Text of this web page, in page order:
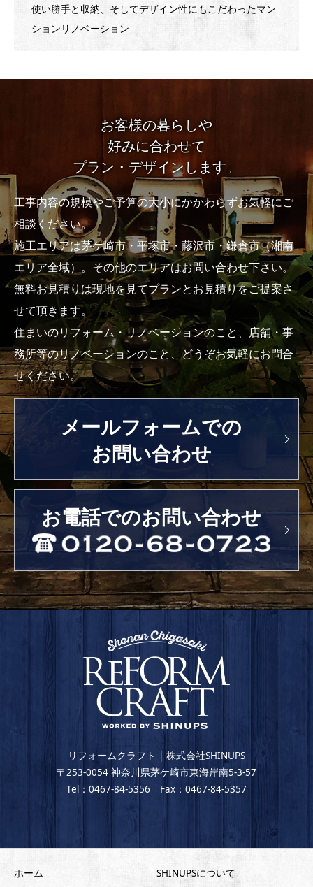
使い勝手と収納、そしてデザイン性にもこだわったマン
ションリノベーション
お客様の暮らしや
好みに合わせて
プラン・デザインします。
工事内容の規模やご予算の大小にかかわらずお気軽にご
相談ください。
施工エリアは茅ケ崎市・平塚市・藤沢市・鎌倉市（湘南
エリア全域）。その他のエリアはお問い合わせ下さい。
無料お見積りは現地を見てプランとお見積りをご提案さ
せて頂きます。
住まいのリフォーム・リノベーションのこと、店舗・事
務所等のリノベーションのこと、どうぞお気軽にお問合
せください。
メールフォームでの
お問い合わせ
お電話でのお問い合わせ
リフォームクラフト | 株式会社SHINUPS
〒253-0054 神奈川県茅ケ崎市東海岸南5-3-57
Tel：0467-84-5356 Fax：0467-84-5357
ホーム
SHINUPSについて